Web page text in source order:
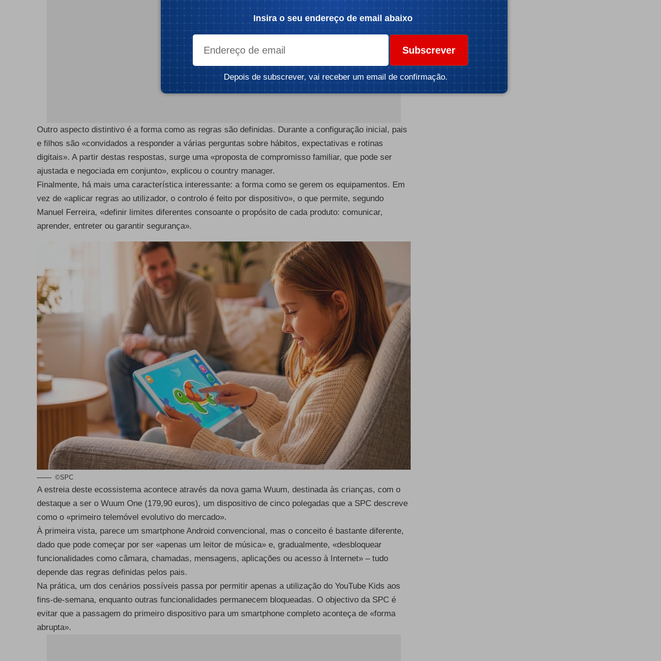
Outro aspecto distintivo é a forma como as regras são definidas. Durante a configuração inicial, pais
e filhos são «convidados a responder a várias perguntas sobre hábitos, expectativas e rotinas
digitais». A partir destas respostas, surge uma «proposta de compromisso familiar, que pode ser
ajustada e negociada em conjunto», explicou o country manager.
Finalmente, há mais uma característica interessante: a forma como se gerem os equipamentos. Em
vez de «aplicar regras ao utilizador, o controlo é feito por dispositivo», o que permite, segundo
Manuel Ferreira, «definir limites diferentes consoante o propósito de cada produto: comunicar,
aprender, entreter ou garantir segurança».
©SPC
A estreia deste ecossistema acontece através da nova gama Wuum, destinada às crianças, com o
destaque a ser o Wuum One (179,90 euros), um dispositivo de cinco polegadas que a SPC descreve
como o «primeiro telemóvel evolutivo do mercado».
À primeira vista, parece um smartphone Android convencional, mas o conceito é bastante diferente,
dado que pode começar por ser «apenas um leitor de música» e, gradualmente, «desbloquear
funcionalidades como câmara, chamadas, mensagens, aplicações ou acesso à Internet» – tudo
depende das regras definidas pelos pais.
Na prática, um dos cenários possíveis passa por permitir apenas a utilização doYouTube Kids aos
fins-de-semana, enquanto outras funcionalidades permanecem bloqueadas. O objectivo da SPC é
evitar que a passagem do primeiro dispositivo para um smartphone completo aconteça de «forma
abrupta».
Insira o seu endereço de email abaixo
Subscrever
Depois de subscrever, vai receber um email de confirmação.